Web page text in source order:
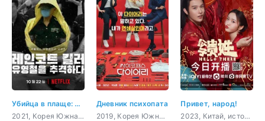
Убийца в плаще: охота на корейского хищника
2021, Корея Южная, Сингапур, мистика, документальный
Дневник психопата
2019, Корея Южная, триллер, мистика, комедия, криминал
Привет, народ!
2023, Китай, история, комедия, фэнтези